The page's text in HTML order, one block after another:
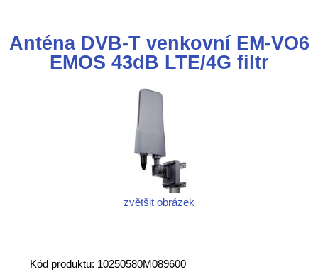
Anténa DVB-T venkovní EM-VO6
EMOS 43dB LTE/4G filtr
zvětšit obrázek
Kód produktu: 10250580M089600